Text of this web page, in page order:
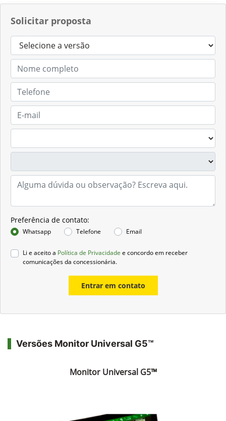
Solicitar proposta
Preferência de contato:
Whatsapp Telefone Email
Li e aceito a Política de Privacidade e concordo em receber
comunicações da concessionária.
Entrar em contato
Versões Monitor Universal G5™
Monitor Universal G5™